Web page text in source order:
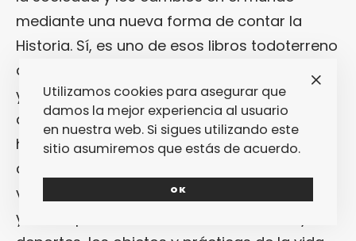
mediante una nueva forma de contar la
Historia. Sí, es uno de esos libros todoterreno
que resulta fascinante por toda la sabiduría
y curiosidades que atesora, pero que
además es enormemente divulgativo, lo que
hace que su lectura sea accesible para
cualquier tipo de lector inquieto. Este libro
viaja por la historia de los colores en Europa
y se ocupa de muchos temas: la moda y los
Utilizamos cookies para asegurar que
damos la mejor experiencia al usuario
en nuestra web. Si sigues utilizando este
sitio asumiremos que estás de acuerdo.
OK